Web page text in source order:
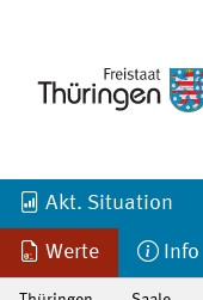
Akt. Situation
Werte Info